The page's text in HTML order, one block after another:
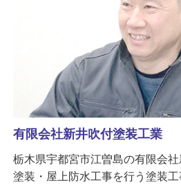
有限会社新井吹付塗装工業
栃木県宇都宮市江曽島の有限会社
塗装・屋上防水工事を行う塗装